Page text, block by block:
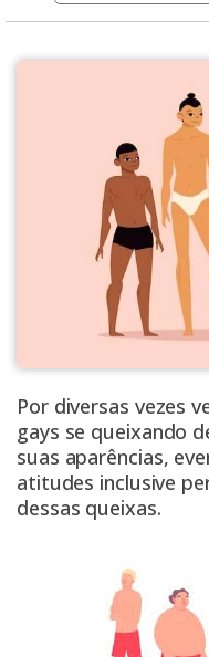
Por diversas vezes
gays se queixando
suas aparências,
atitudes inclusive
dessas queixas.